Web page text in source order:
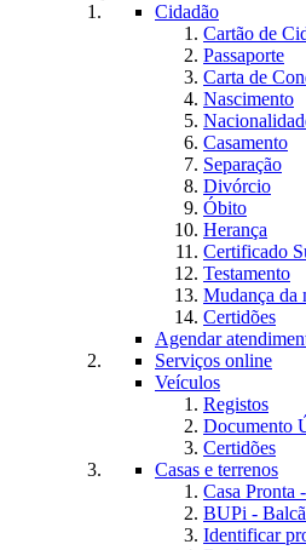
Cidadão
Cartão de
Passaporte
Carta de
Nascimento
Casamento
Separação
Divórcio
Óbito
Herança
Certificado
Testamento
Mudança da
Certidões
Agendar
Serviços online
Veículos
Registos
Documento
Certidões
Casas e terrenos
Casa Pronta
BUPi -
Identificar